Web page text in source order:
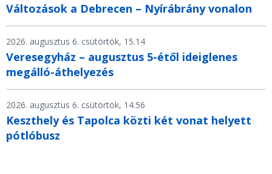
Változások a Debrecen – Nyírábrány vonalon
2026. augusztus 6. csütörtök, 15.14
Veresegyház – augusztus 5-étől ideiglenes
megálló-áthelyezés
2026. augusztus 6. csütörtök, 14.56
Keszthely és Tapolca közti két vonat helyett
pótlóbusz